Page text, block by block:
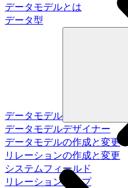
データモデルとは
データ型
データモデル
データモデルデザイナー
データモデルの作成と変更
リレーションの作成と変更
システムフィールド
リレーションタイプ